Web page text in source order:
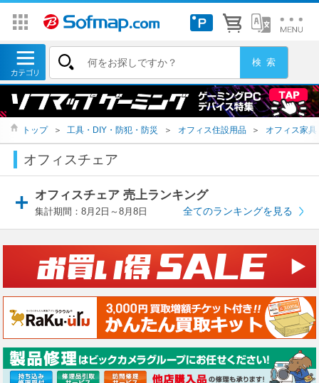
トップ ＞ 工具・DIY・防犯・防災 ＞ オフィス住設用品 ＞ オフィス家具
オフィスチェア
オフィスチェア 売上ランキング
集計期間：8月2日～8月8日 全てのランキングを見る